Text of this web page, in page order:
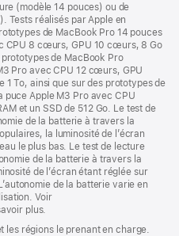
(modèle 14 pouces) ou de
Tests réalisés par Apple en
de MacBook Pro 14 pouces
CPU 8 cœurs, GPU 10 cœurs, 8 Go
prototypes de MacBook Pro
Pro avec CPU 12 cœurs, GPU
1 To, ainsi que sur des prototypes de
puce Apple M3 Pro avec CPU
et un SSD de 512 Go. Le test de
de la batterie à travers la
la luminosité de l’écran
le plus bas. Le test de lecture
de la batterie à travers la
de l’écran étant réglée sur
de la batterie varie en
Voir
plus.
les régions le prenant en charge.